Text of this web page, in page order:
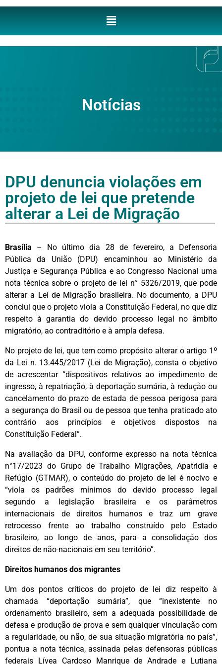
Notícias
DPU denuncia violações em
projeto de lei que pretende
alterar a Lei de Migração
Brasília – No último dia 28 de fevereiro, a Defensoria
Pública da União (DPU) encaminhou ao Ministério da
Justiça e Segurança Pública e ao Congresso Nacional uma
nota técnica sobre o projeto de lei n° 5326/2019, que pode
alterar a Lei de Migração brasileira. No documento, a DPU
conclui que o projeto viola a Constituição Federal, no que diz
respeito à garantia do devido processo legal no âmbito
migratório, ao contraditório e à ampla defesa.
No projeto de lei, que tem como propósito alterar o artigo 1º
da Lei n. 13.445/2017 (Lei de Migração), consta o objetivo
de acrescentar “dispositivos relativos ao impedimento de
ingresso, à repatriação, à deportação sumária, à redução ou
cancelamento do prazo de estada de pessoa perigosa para
a segurança do Brasil ou de pessoa que tenha praticado ato
contrário aos princípios e objetivos dispostos na
Constituição Federal”.
Na avaliação da DPU, conforme expresso na nota técnica
n°17/2023 do Grupo de Trabalho Migrações, Apatridia e
Refúgio (GTMAR), o conteúdo do projeto de lei é nocivo e
“viola os padrões mínimos do devido processo legal
segundo a legislação brasileira e os parâmetros
internacionais de direitos humanos e traz um grave
retrocesso frente ao trabalho construído pelo Estado
brasileiro, ao longo de anos, para a consolidação dos
direitos de não-nacionais em seu território”.
Direitos humanos dos migrantes
Um dos pontos críticos do projeto de lei diz respeito à
chamada “deportação sumária”, que “inexistente no
ordenamento brasileiro, sem a adequada possibilidade de
defesa e produção de prova e sem qualquer vinculação com
a regularidade, ou não, de sua situação migratória no país”,
pontua a nota técnica, assinada pelas defensoras públicas
federais Lívea Cardoso Manrique de Andrade e Lutiana